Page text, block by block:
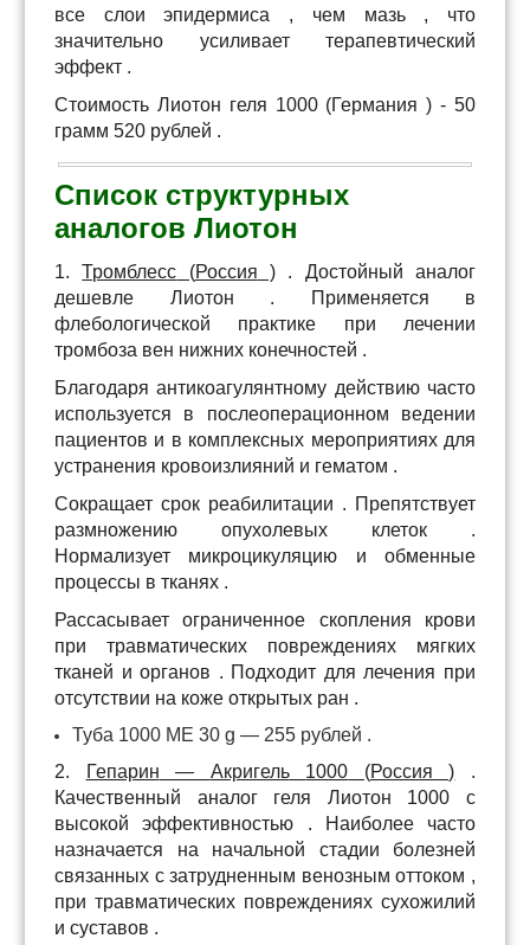
все
слои эпидермиса , чем мазь, что
значительно
усиливает
терапевтический
эффект .
Стоимость Лиотон геля 1000(Германия ) -50
грамм 520 рублей .
Список структурных
аналогов Лиотон
1.Тромблесс (Россия ) . Достойный
аналог
дешевле
Лиотон . Применяется
в
флебологической
практике при
лечении
тромбоза вен нижних конечностей .
Благодаря антикоагулянтному действию часто
используется
в послеоперационном
ведении
пациентов и в комплексных мероприятиях для
устранения кровоизлияний и гематом .
Сокращает срок реабилитации . Препятствует
размножению
опухолевых клеток .
Нормализует
микроцикуляцию и
обменные
процессы в тканях .
Рассасывает
ограниченное скопления
крови
при
травматических повреждениях
мягких
тканей и органов . Подходит для лечения при
отсутствии на коже открытых ран .
Туба 1000 МЕ 30 g — 255 рублей .
2.
Гепарин — Акригель 1000 (Россия ) .
Качественный аналог геля Лиотон 1000
с
высокой
эффективностью . Наиболее
часто
назначается
на начальной стадии
болезней
связанных с затрудненным венозным оттоком ,
при травматических повреждениях сухожилий
и суставов .